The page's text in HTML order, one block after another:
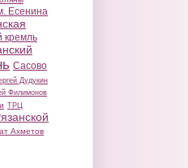
Есенина
кремль
Сасово
Дудукин
Филимонов
ТРЦ
Ахметов